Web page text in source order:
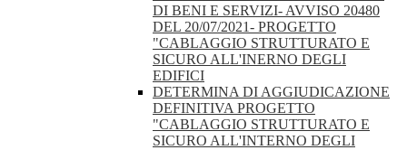
DI BENI E SERVIZI- AVVISO 20480
DEL 20/07/2021- PROGETTO
"CABLAGGIO STRUTTURATO E
SICURO ALL'INERNO DEGLI
EDIFICI
DETERMINA DI AGGIUDICAZIONE
DEFINITIVA PROGETTO
"CABLAGGIO STRUTTURATO E
SICURO ALL'INTERNO DEGLI